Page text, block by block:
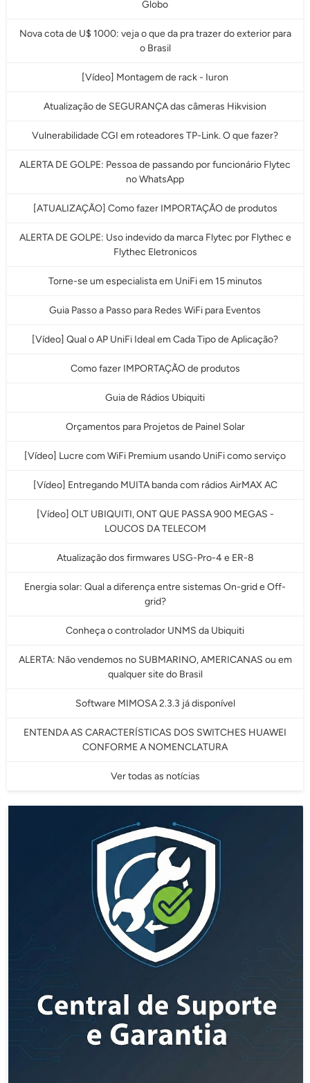
Globo
Nova cota de U$ 1000: veja o que da pra trazer do exterior para
o Brasil
[Vídeo] Montagem de rack - Iuron
Atualização de SEGURANÇA das câmeras Hikvision
Vulnerabilidade CGI em roteadores TP-Link. O que fazer?
ALERTA DE GOLPE: Pessoa de passando por funcionário Flytec
no WhatsApp
[ATUALIZAÇÃO] Como fazer IMPORTAÇÃO de produtos
ALERTA DE GOLPE: Uso indevido da marca Flytec por Flythec e
Flythec Eletronicos
Torne-se um especialista em UniFi em 15 minutos
Guia Passo a Passo para Redes WiFi para Eventos
[Vídeo] Qual o AP UniFi Ideal em Cada Tipo de Aplicação?
Como fazer IMPORTAÇÃO de produtos
Guia de Rádios Ubiquiti
Orçamentos para Projetos de Painel Solar
[Vídeo] Lucre com WiFi Premium usando UniFi como serviço
[Vídeo] Entregando MUITA banda com rádios AirMAX AC
[Vídeo] OLT UBIQUITI, ONT QUE PASSA 900 MEGAS -
LOUCOS DA TELECOM
Atualização dos firmwares USG-Pro-4 e ER-8
Energia solar: Qual a diferença entre sistemas On-grid e Off-
grid?
Conheça o controlador UNMS da Ubiquiti
ALERTA: Não vendemos no SUBMARINO, AMERICANAS ou em
qualquer site do Brasil
Software MIMOSA 2.3.3 já disponível
ENTENDA AS CARACTERÍSTICAS DOS SWITCHES HUAWEI
CONFORME A NOMENCLATURA
Ver todas as notícias